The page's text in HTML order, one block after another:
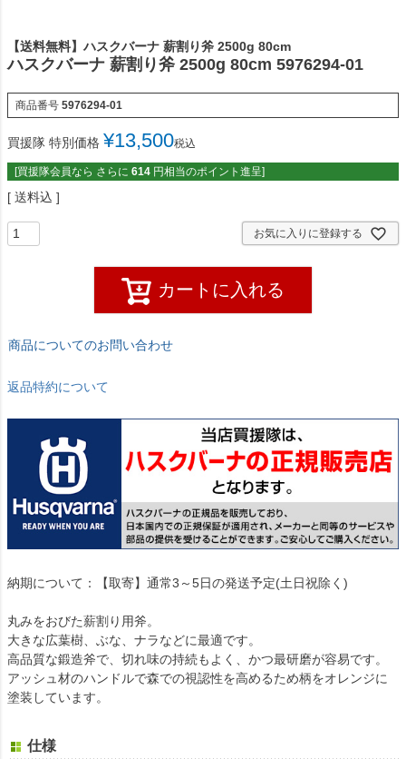
【送料無料】ハスクバーナ 薪割り斧 2500g 80cm
ハスクバーナ 薪割り斧 2500g 80cm 5976294-01
商品番号 5976294-01
買援隊 特別価格 ¥13,500税込
[買援隊会員なら さらに 614 円相当のポイント進呈]
送料込
お気に入りに登録する
カートに入れる
商品についてのお問い合わせ
返品特約について
納期について：【取寄】通常3～5日の発送予定(土日祝除く)
丸みをおびた薪割り用斧。
大きな広葉樹、ぶな、ナラなどに最適です。
高品質な鍛造斧で、切れ味の持続もよく、かつ最研磨が容易です。
アッシュ材のハンドルで森での視認性を高めるため柄をオレンジに
塗装しています。
仕様